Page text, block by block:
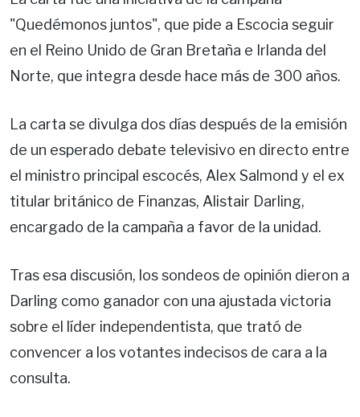
"Quedémonos juntos", que pide a Escocia seguir
en el Reino Unido de Gran Bretaña e Irlanda del
Norte, que integra desde hace más de 300 años.
La carta se divulga dos días después de la emisión
de un esperado debate televisivo en directo entre
el ministro principal escocés, Alex Salmond y el ex
titular británico de Finanzas, Alistair Darling,
encargado de la campaña a favor de la unidad.
Tras esa discusión, los sondeos de opinión dieron a
Darling como ganador con una ajustada victoria
sobre el líder independentista, que trató de
convencer a los votantes indecisos de cara a la
consulta.